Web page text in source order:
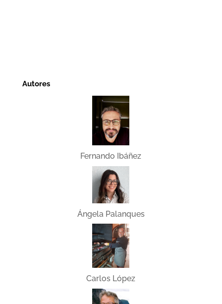
Autores
Fernando Ibáñez
Ángela Palanques
Carlos López